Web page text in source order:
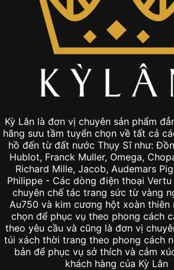
Kỳ Lân là đơn vị chuyên sản phẩm
hãng sưu tầm tuyển chọn về tất cả
hồ đến từ đất nước Thụy Sĩ như:
Hublot, Franck Muller, Omega,
Richard Mille, Jacob, Audemars
Philippe - Các dòng điện thoại
chuyên chế tác trang sức từ vàng
Au750 và kim cương hột xoàn thiên
chọn để phục vụ theo phong cách
theo yêu cầu và cũng là đơn vị
túi xách thời trang theo phong cách
bản để phục vụ sở thích và cảm
khách hàng của Kỳ Lân